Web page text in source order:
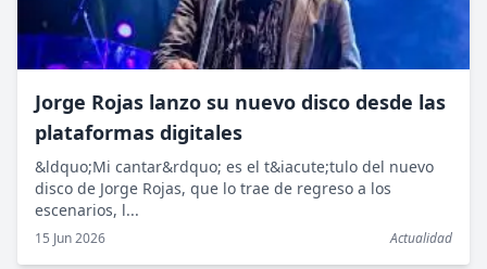
Jorge Rojas lanzo su nuevo disco desde las
plataformas digitales
&ldquo;Mi cantar&rdquo; es el t&iacute;tulo del nuevo
disco de Jorge Rojas, que lo trae de regreso a los
escenarios, l...
15 Jun 2026 Actualidad